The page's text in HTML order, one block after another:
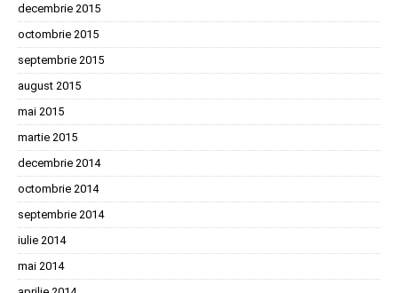
decembrie 2015
octombrie 2015
septembrie 2015
august 2015
mai 2015
martie 2015
decembrie 2014
octombrie 2014
septembrie 2014
iulie 2014
mai 2014